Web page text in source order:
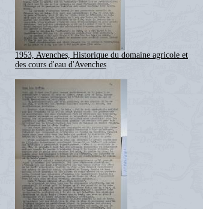
1953, Avenches, Historique du domaine agricole et
des cours d'eau d'Avenches